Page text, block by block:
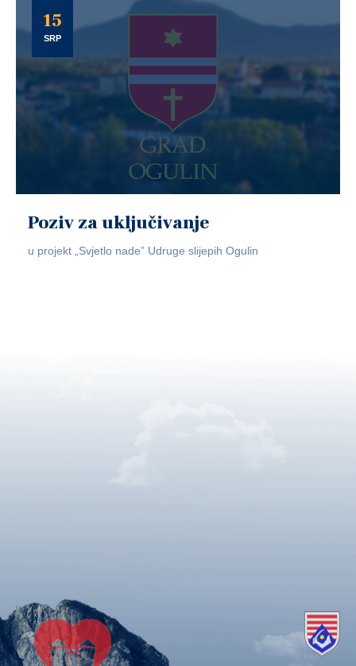
15
SRP
Poziv za uključivanje
u projekt „Svjetlo nade” Udruge slijepih Ogulin